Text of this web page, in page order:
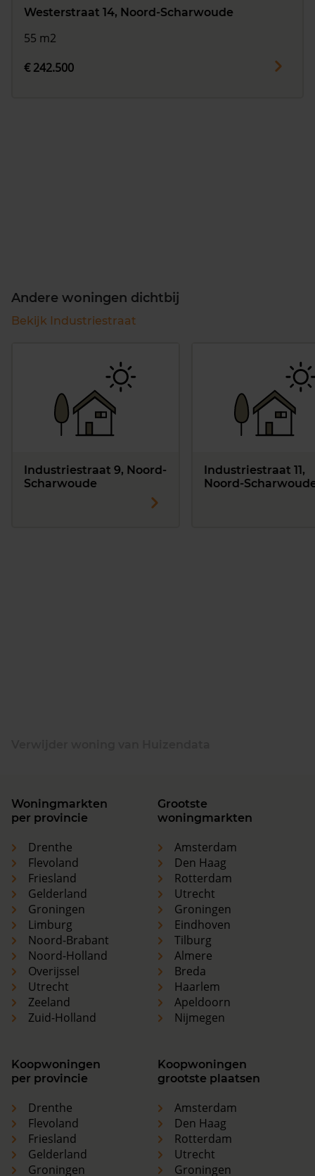
Westerstraat 14, Noord-Scharwoude
55 m2
€ 242.500
Andere woningen dichtbij
Bekijk Industriestraat
Industriestraat 9, Noord-
Scharwoude
Industriestraat 11,
Noord-
Woningmarkten
per provincie
Drenthe
Flevoland
Friesland
Gelderland
Groningen
Limburg
Noord-Brabant
Noord-Holland
Overijssel
Utrecht
Zeeland
Zuid-Holland
Grootste
woningmarkten
Amsterdam
Den Haag
Rotterdam
Utrecht
Groningen
Eindhoven
Tilburg
Almere
Breda
Haarlem
Apeldoorn
Nijmegen
Koopwoningen
per provincie
Drenthe
Flevoland
Friesland
Gelderland
Groningen
Koopwoningen
grootste plaatsen
Amsterdam
Den Haag
Rotterdam
Utrecht
Groningen